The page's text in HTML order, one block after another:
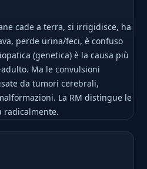
cade a terra, si irrigidisce, ha
perde urina/feci, è confuso
(genetica) è la causa più
Ma le convulsioni
da tumori cerebrali,
La RM distingue le
radicalmente.